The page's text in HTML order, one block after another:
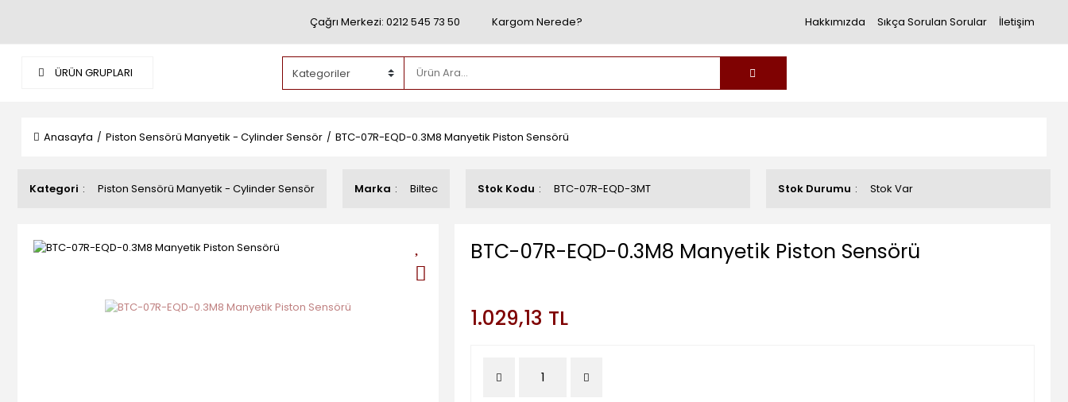
Çağrı Merkezi: 0212 545 73 50 Kargom Nerede? Hakkımızda Sıkça Sorulan Sorular İletişim
ÜRÜN GRUPLARI
Anasayfa Piston Sensörü Manyetik - Cylinder Sensör BTC-07R-EQD-0.3M8 Manyetik Piston Sensörü
Kategori Piston Sensörü Manyetik - Cylinder Sensör Marka Biltec Stok Kodu BTC-07R-EQD-3MT Stok Durumu Stok Var
BTC-07R-EQD-0.3M8 Manyetik Piston Sensörü
1.029,13 TL